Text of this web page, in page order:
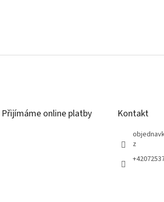
Přijímáme online platby Kontakt
z